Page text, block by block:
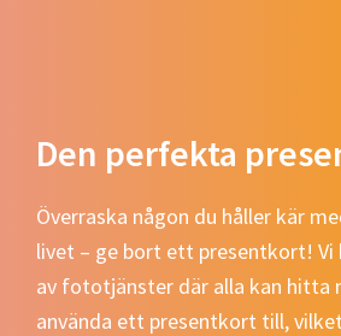
Den perfekta
Överraska någon du håller kär
livet – ge bort ett presentkort!
av fototjänster där alla kan
använda ett presentkort till,